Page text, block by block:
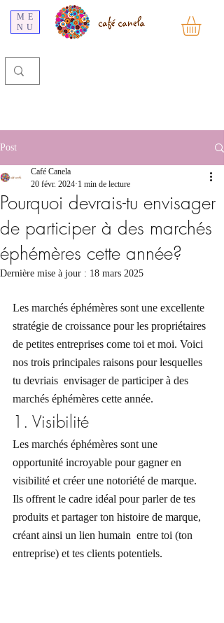
ME
NU
Post
Pourquoi devrais-tu envisager
de participer à des marchés
éphémères cette année?
Café Canela
20 févr. 2024 1 min de lecture
Dernière mise à jour : 18 mars 2025
Les marchés éphémères sont une excellente
stratégie de croissance pour les propriétaires
de petites entreprises come toi et moi. Voici
nos trois principales raisons pour lesquelles
tu devriais  envisager de participer à des
marchés éphémères cette année.
1. Visibilité
Les marchés éphémères sont une
opportunité incroyable pour gagner en
visibilité et créer une notoriété de marque.
Ils offrent le cadre idéal pour parler de tes
produits et partager ton histoire de marque,
créant ainsi un lien humain  entre toi (ton
entreprise) et tes clients potentiels.